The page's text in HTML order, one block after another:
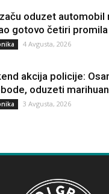
oduzet automobil
gotovo četiri
4 Avgusta, 2026
akcija policije:
oduzeti
3 Avgusta, 2026